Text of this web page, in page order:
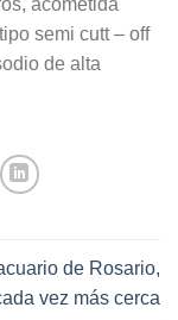
semi cutt – off
de alta
de Rosario,
vez más cerca